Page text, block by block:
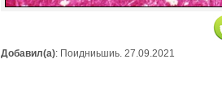
Добавил(а): Поидниьшиь. 27.09.2021